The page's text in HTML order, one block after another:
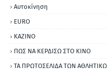
Αυτοκίνηση
ΕURO
ΚΑΖΙΝΟ
ΠΩΣ ΝΑ ΚΕΡΔΙΣΩ ΣΤΟ ΚΙΝΟ
ΤΑ ΠΡΩΤΟΣΕΛΙΔΑ ΤΩΝ